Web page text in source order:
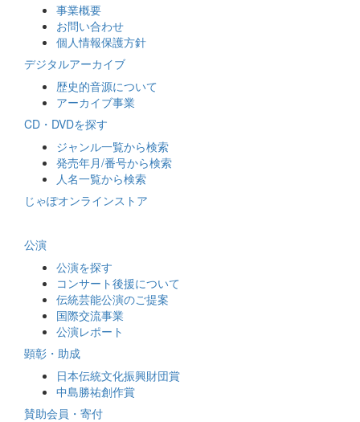
事業概要
お問い合わせ
個人情報保護方針
デジタルアーカイブ
歴史的音源について
アーカイブ事業
CD・DVDを探す
ジャンル一覧から検索
発売年月/番号から検索
人名一覧から検索
じゃぽオンラインストア
公演
公演を探す
コンサート後援について
伝統芸能公演のご提案
国際交流事業
公演レポート
顕彰・助成
日本伝統文化振興財団賞
中島勝祐創作賞
賛助会員・寄付